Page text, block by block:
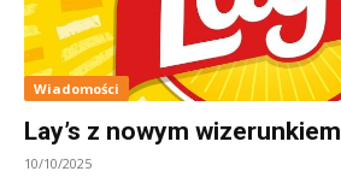
Wiadomości
Lay’s z nowym wizerunkiem
10/10/2025